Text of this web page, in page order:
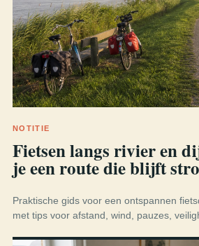
NOTITIE
Fietsen langs rivier en
je een route die blijft
Praktische gids voor een ontspannen
met tips voor afstand, wind, pauzes,